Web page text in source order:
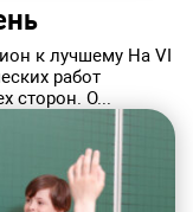
к лучшему На VI
работ
сторон. О...